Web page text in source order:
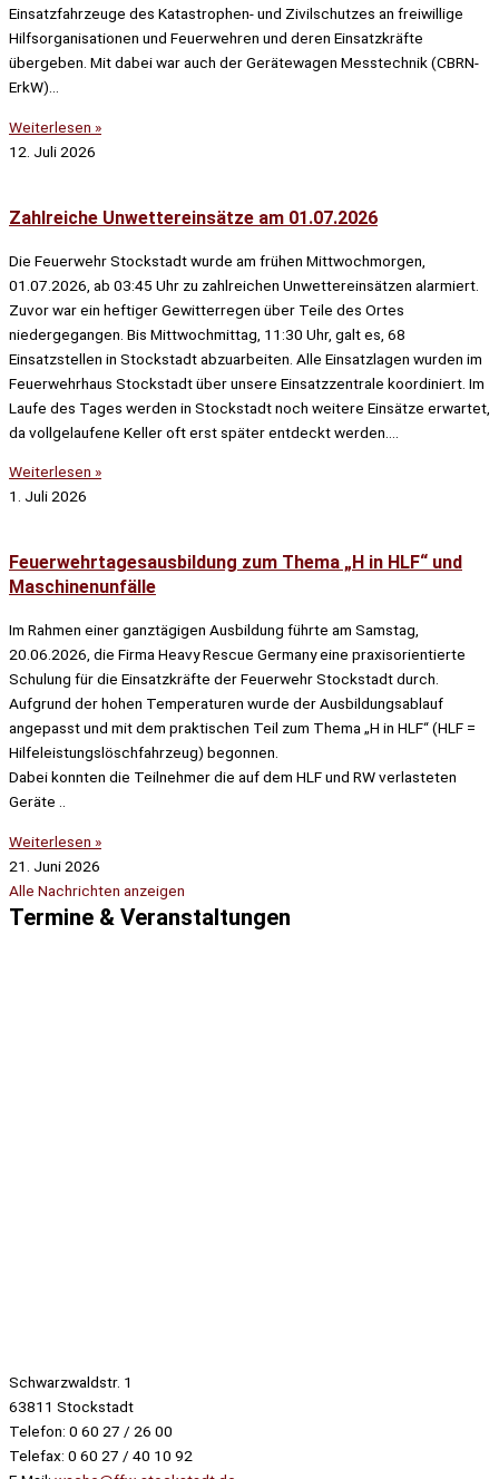
Einsatzfahrzeuge des Katastrophen- und Zivilschutzes an freiwillige
Hilfsorganisationen und Feuerwehren und deren Einsatzkräfte
übergeben. Mit dabei war auch der Gerätewagen Messtechnik (CBRN-
ErkW)…
Weiterlesen »
12. Juli 2026
Zahlreiche Unwettereinsätze am 01.07.2026
Die Feuerwehr Stockstadt wurde am frühen Mittwochmorgen,
01.07.2026, ab 03:45 Uhr zu zahlreichen Unwettereinsätzen alarmiert.
Zuvor war ein heftiger Gewitterregen über Teile des Ortes
niedergegangen. Bis Mittwochmittag, 11:30 Uhr, galt es, 68
Einsatzstellen in Stockstadt abzuarbeiten. Alle Einsatzlagen wurden im
Feuerwehrhaus Stockstadt über unsere Einsatzzentrale koordiniert. Im
Laufe des Tages werden in Stockstadt noch weitere Einsätze erwartet,
da vollgelaufene Keller oft erst später entdeckt werden….
Weiterlesen »
1. Juli 2026
Feuerwehrtagesausbildung zum Thema „H in HLF“ und
Maschinenunfälle
Im Rahmen einer ganztägigen Ausbildung führte am Samstag,
20.06.2026, die Firma Heavy Rescue Germany eine praxisorientierte
Schulung für die Einsatzkräfte der Feuerwehr Stockstadt durch.
Aufgrund der hohen Temperaturen wurde der Ausbildungsablauf
angepasst und mit dem praktischen Teil zum Thema „H in HLF“ (HLF =
Hilfeleistungslöschfahrzeug) begonnen.
Dabei konnten die Teilnehmer die auf dem HLF und RW verlasteten
Geräte ..
Weiterlesen »
21. Juni 2026
Alle Nachrichten anzeigen
Termine & Veranstaltungen
Schwarzwaldstr. 1
63811 Stockstadt
Telefon: 0 60 27 / 26 00
Telefax: 0 60 27 / 40 10 92